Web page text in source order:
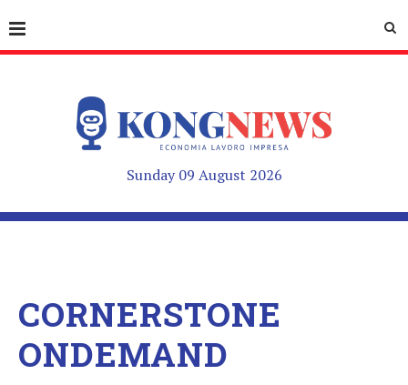
Sunday 09 August 2026
CORNERSTONE
ONDEMAND